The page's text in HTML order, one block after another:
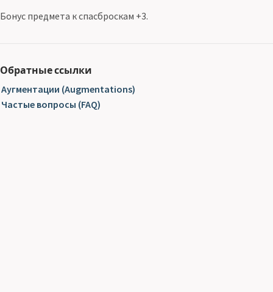
Бонус предмета к спасброскам +3.
Обратные ссылки
Аугментации (Augmentations)
Частые вопросы (FAQ)